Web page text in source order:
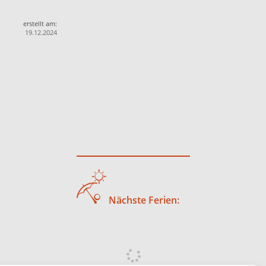
erstellt am:
19.12.2024
Nächste Ferien: